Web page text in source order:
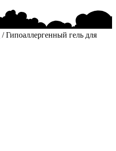
/ Гипоаллергенный гель для